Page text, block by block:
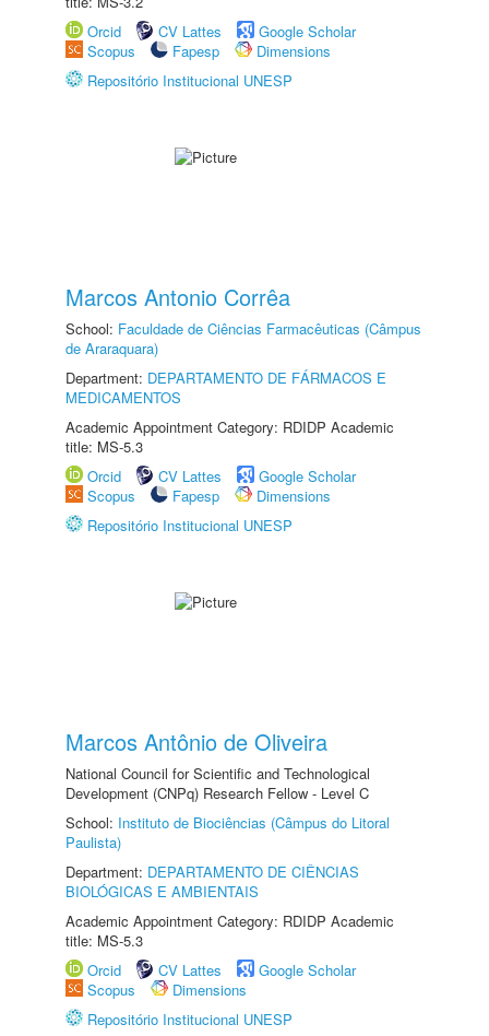
Orcid
CV Lattes
Google Scholar
Scopus
Fapesp
Dimensions
Repositório Institucional UNESP
Marcos Antonio Corrêa
School: Faculdade de Ciências Farmacêuticas (Câmpus
de Araraquara)
Department: DEPARTAMENTO DE FÁRMACOS E
MEDICAMENTOS
Academic Appointment Category: RDIDP Academic
title: MS-5.3
Orcid
CV Lattes
Google Scholar
Scopus
Fapesp
Dimensions
Repositório Institucional UNESP
Marcos Antônio de Oliveira
National Council for Scientific and Technological
Development (CNPq) Research Fellow - Level C
School: Instituto de Biociências (Câmpus do Litoral
Paulista)
Department: DEPARTAMENTO DE CIÊNCIAS
BIOLÓGICAS E AMBIENTAIS
Academic Appointment Category: RDIDP Academic
title: MS-5.3
Orcid
CV Lattes
Google Scholar
Scopus
Dimensions
Repositório Institucional UNESP